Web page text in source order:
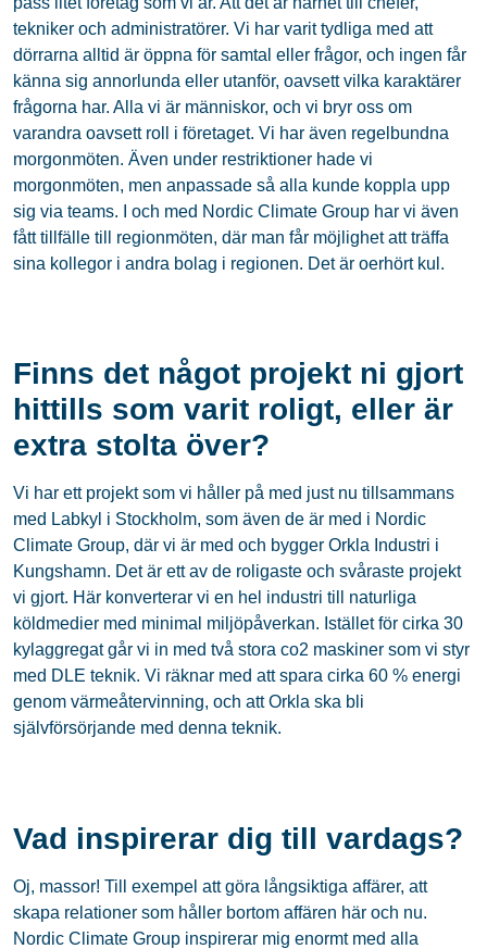
tekniker och administratörer. Vi har varit tydliga med att
dörrarna alltid är öppna för samtal eller frågor, och ingen får
känna sig annorlunda eller utanför, oavsett vilka karaktärer
frågorna har. Alla vi är människor, och vi bryr oss om
varandra oavsett roll i företaget. Vi har även regelbundna
morgonmöten. Även under restriktioner hade vi
morgonmöten, men anpassade så alla kunde koppla upp
sig via teams. I och med Nordic Climate Group har vi även
fått tillfälle till regionmöten, där man får möjlighet att träffa
sina kollegor i andra bolag i regionen. Det är oerhört kul.
Finns det något projekt ni gjort
hittills som varit roligt, eller är
extra stolta över?
Vi har ett projekt som vi håller på med just nu tillsammans
med Labkyl i Stockholm, som även de är med i Nordic
Climate Group, där vi är med och bygger Orkla Industri i
Kungshamn. Det är ett av de roligaste och svåraste projekt
vi gjort. Här konverterar vi en hel industri till naturliga
köldmedier med minimal miljöpåverkan. Istället för cirka 30
kylaggregat går vi in med två stora co2 maskiner som vi styr
med DLE teknik. Vi räknar med att spara cirka 60 % energi
genom värmeåtervinning, och att Orkla ska bli
självförsörjande med denna teknik.
Vad inspirerar dig till vardags?
Oj, massor! Till exempel att göra långsiktiga affärer, att
skapa relationer som håller bortom affären här och nu.
Nordic Climate Group inspirerar mig enormt med alla